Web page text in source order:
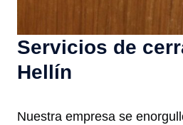
Servicios de
Hellín
Nuestra empresa se